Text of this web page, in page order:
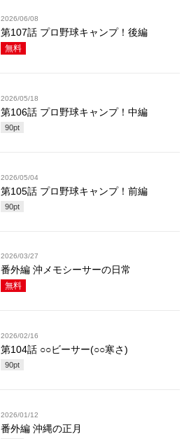
2026/06/08
第107話 プロ野球キャンプ！後編
無料
2026/05/18
第106話 プロ野球キャンプ！中編
90pt
2026/05/04
第105話 プロ野球キャンプ！前編
90pt
2026/03/27
番外編 沖メモシーサーの日常
無料
2026/02/16
第104話 ○○ビーサー(○○寒さ)
90pt
2026/01/12
番外編 沖縄の正月